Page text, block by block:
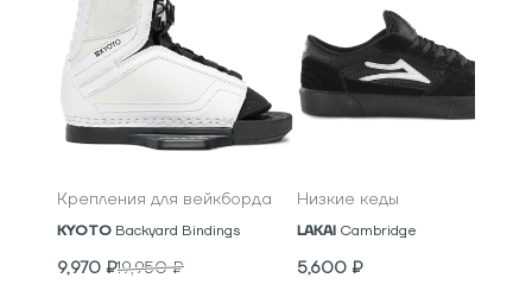
Крепления для вейкборда
KYOTO Backyard Bindings
9,970 ₽19,950₽
Низкие кеды
LAKAI Cambridge
5,600 ₽